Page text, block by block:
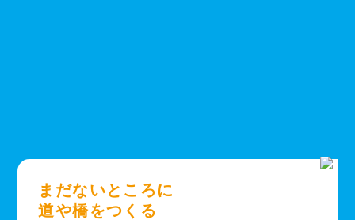
まだないところに
道や橋をつくる